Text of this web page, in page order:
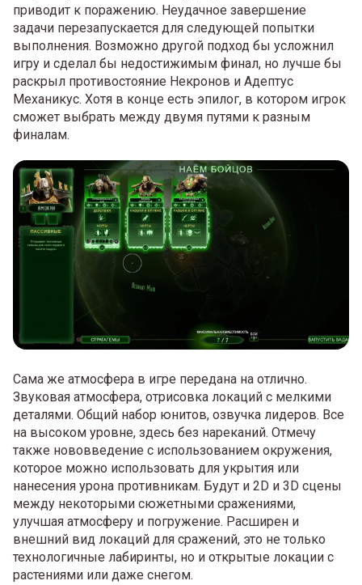
приводит к поражению. Неудачное завершение
задачи перезапускается для следующей попытки
выполнения. Возможно другой подход бы усложнил
игру и сделал бы недостижимым финал, но лучше бы
раскрыл противостояние Некронов и Адептус
Механикус. Хотя в конце есть эпилог, в котором игрок
сможет выбрать между двумя путями к разным
финалам.
Сама же атмосфера в игре передана на отлично.
Звуковая атмосфера, отрисовка локаций с мелкими
деталями. Общий набор юнитов, озвучка лидеров. Все
на высоком уровне, здесь без нареканий. Отмечу
также нововведение с использованием окружения,
которое можно использовать для укрытия или
нанесения урона противникам. Будут и 2D и 3D сцены
между некоторыми сюжетными сражениями,
улучшая атмосферу и погружение. Расширен и
внешний вид локаций для сражений, это не только
технологичные лабиринты, но и открытые локации с
растениями или даже снегом.